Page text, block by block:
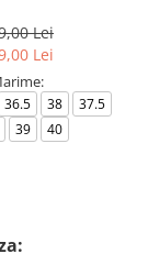
Lei
Lei
36.5 38
37.5
39 40